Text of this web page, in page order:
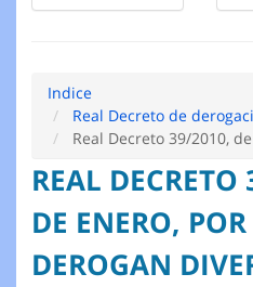
Indice
Real Decreto de
Real Decreto 39/2010,
REAL
DE ENERO,
DEROGAN